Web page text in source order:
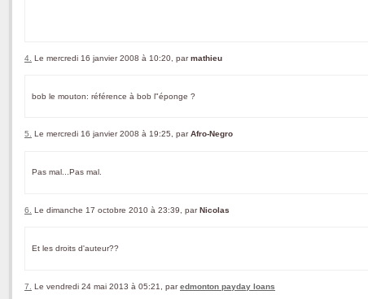
4. Le mercredi 16 janvier 2008 à 10:20, parmathieu
bob le mouton: référence à bob l"éponge ?
5. Le mercredi 16 janvier 2008 à 19:25, parAfro-Negro
Pas mal...Pas mal.
6. Le dimanche 17 octobre 2010 à 23:39, parNicolas
Et les droits d'auteur??
7. Le vendredi 24 mai 2013 à 05:21, paredmonton payday loans